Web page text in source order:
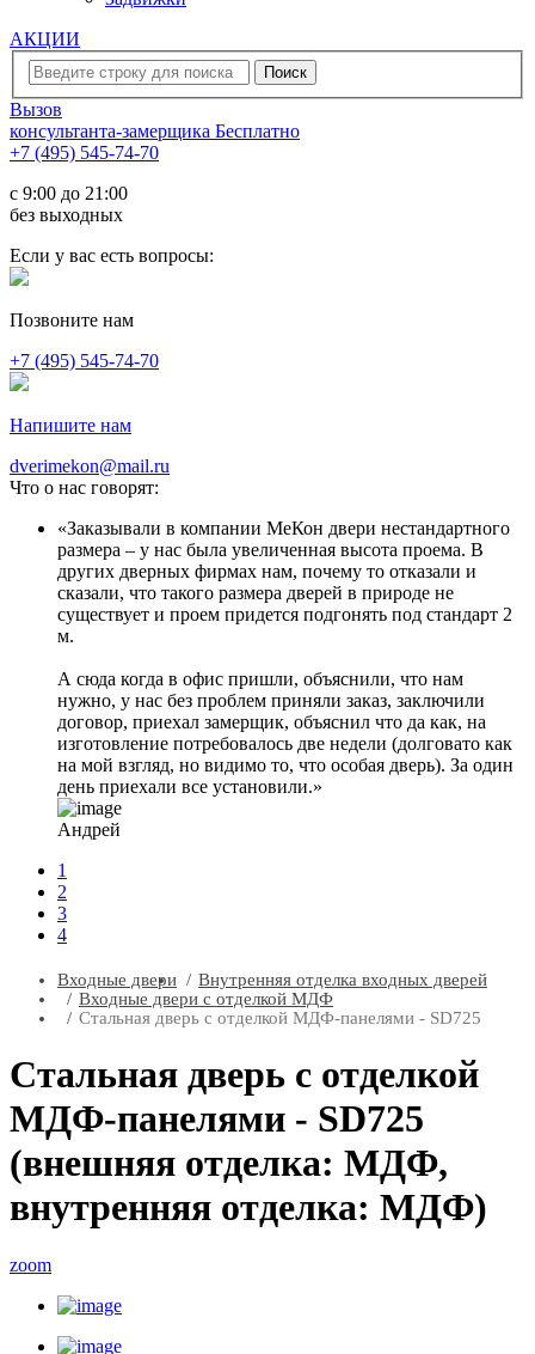
АКЦИИ
Вызов
консультанта-замерщика Бесплатно
+7 (495) 545-74-70
c 9:00 до 21:00
без выходных
Если у вас есть вопросы:
Позвоните нам
+7 (495) 545-74-70
Напишите нам
dverimekon@mail.ru
Что о нас говорят:
Заказывали в компании МеКон двери нестандартного
размера – у нас была увеличенная высота проема. В
других дверных фирмах нам, почему то отказали и
сказали, что такого размера дверей в природе не
существует и проем придется подгонять под стандарт 2
м.
А сюда когда в офис пришли, объяснили, что нам
нужно, у нас без проблем приняли заказ, заключили
договор, приехал замерщик, объяснил что да как, на
изготовление потребовалось две недели (долговато как
на мой взгляд, но видимо то, что особая дверь). За один
день приехали все установили.
Андрей
1
2
3
4
Входные двери
Внутренняя отделка входных дверей
Входные двери с отделкой МДФ
Стальная дверь с отделкой МДФ-панелями - SD725
Стальная дверь с отделкой
МДФ-панелями - SD725
(внешняя отделка: МДФ,
внутренняя отделка: МДФ)
zoom